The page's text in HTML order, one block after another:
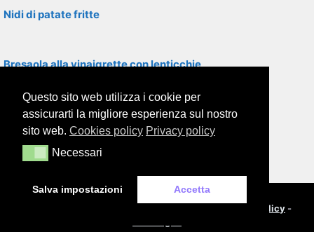
Nidi di patate fritte
Bresaola alla vinaigrette con lenticchie
Polenta sulla spianatoia
Tortino di zucchine con pancetta
Privacy policy -
Questo sito web utilizza i cookie per
assicurarti la migliore esperienza sul nostro
sito web. Cookies policy Privacy policy
NecessariNecessari
Salva impostazioni Accetta